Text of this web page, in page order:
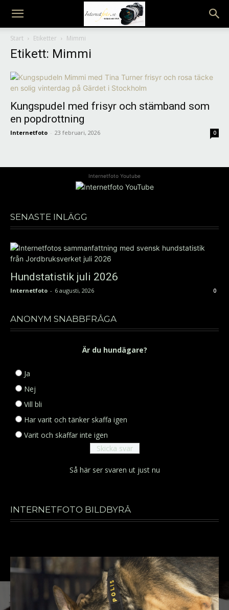
Internetfoto
Start Etiketter Mimmi
Etikett: Mimmi
Kungspudel med frisyr och stämband som
en popdrottning
Internetfoto - 23 februari, 2026 0
Internetfoto Youtube
SENASTE INLÄGG
Hundstatistik juli 2026
Internetfoto - 6 augusti, 2026 0
ANONYM SNABBFRÅGA
Är du hundägare?
Ja
Nej
Vill bli
Har varit och tänker skaffa igen
Varit och skaffar inte igen
Så här ser svaren ut just nu
INTERNETFOTO BILDBYRÅ